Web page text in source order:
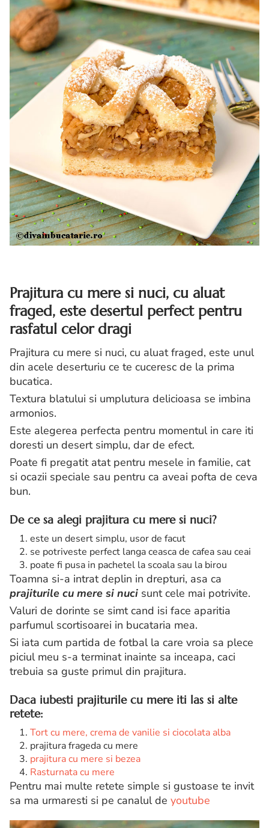
Prajitura cu mere si nuci, cu aluat
fraged, este desertul perfect pentru
rasfatul celor dragi
Prajitura cu mere si nuci, cu aluat fraged, este unul
din acele deserturiu ce te cuceresc de la prima
bucatica.
Textura blatului si umplutura delicioasa se imbina
armonios.
Este alegerea perfecta pentru momentul in care iti
doresti un desert simplu, dar de efect.
Poate fi pregatit atat pentru mesele in familie, cat
si ocazii speciale sau pentru ca aveai pofta de ceva
bun.
De ce sa alegi prajitura cu mere si nuci?
este un desert simplu, usor de facut
se potriveste perfect langa ceasca de cafea sau ceai
poate fi pusa in pachetel la scoala sau la birou
Toamna si-a intrat deplin in drepturi, asa ca
prajiturile cu mere si nuci sunt cele mai potrivite.
Valuri de dorinte se simt cand isi face aparitia
parfumul scortisoarei in bucataria mea.
Si iata cum partida de fotbal la care vroia sa plece
piciul meu s-a terminat inainte sa inceapa, caci
trebuia sa guste primul din prajitura.
Daca iubesti prajiturile cu mere iti las si alte
retete:
Tort cu mere, crema de vanilie si ciocolata alba
prajitura frageda cu mere
prajitura cu mere si bezea
Rasturnata cu mere
Pentru mai multe retete simple si gustoase te invit
sa ma urmaresti si pe canalul de youtube